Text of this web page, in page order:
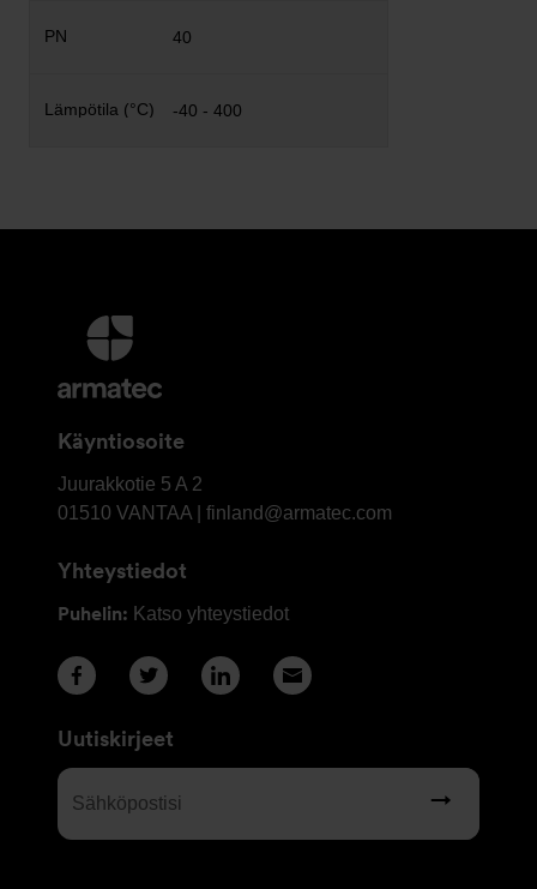
40
-40 - 400
Lisätietoja
Yhteystiedot
Käyntiosoite
OY
Armatec
AB
Juurakkotie 5 A 2
01510 VANTAA | finland@armatec.com
Yhteystiedot
Puhelin: Katso yhteystiedot
Uutiskirjeet
Sähköpostisi
(Required)